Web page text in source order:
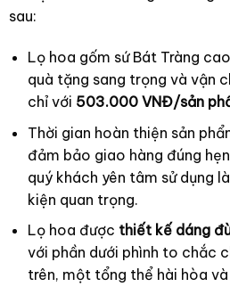
sau:
Lọ hoa gốm sứ Bát Tràng
quà tặng sang trọng và vận
chỉ với 503.000 VNĐ/sản
Thời gian hoàn thiện sản
đảm bảo giao hàng đúng
quý khách yên tâm sử dụng
kiện quan trọng.
Lọ hoa được thiết kế dáng
với phần dưới phình to chắc
trên, một tổng thể hài hòa